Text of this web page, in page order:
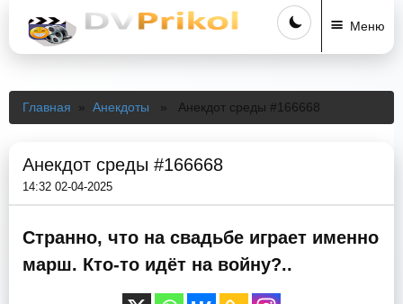
Меню
Главная » Анекдоты » Анекдот среды #166668
Анекдот среды #166668
14:32 02-04-2025
Странно, что на свадьбе играет именно
марш. Кто-то идёт на войну?..